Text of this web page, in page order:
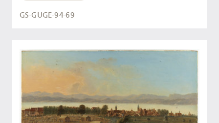
GS-GUGE-94-69